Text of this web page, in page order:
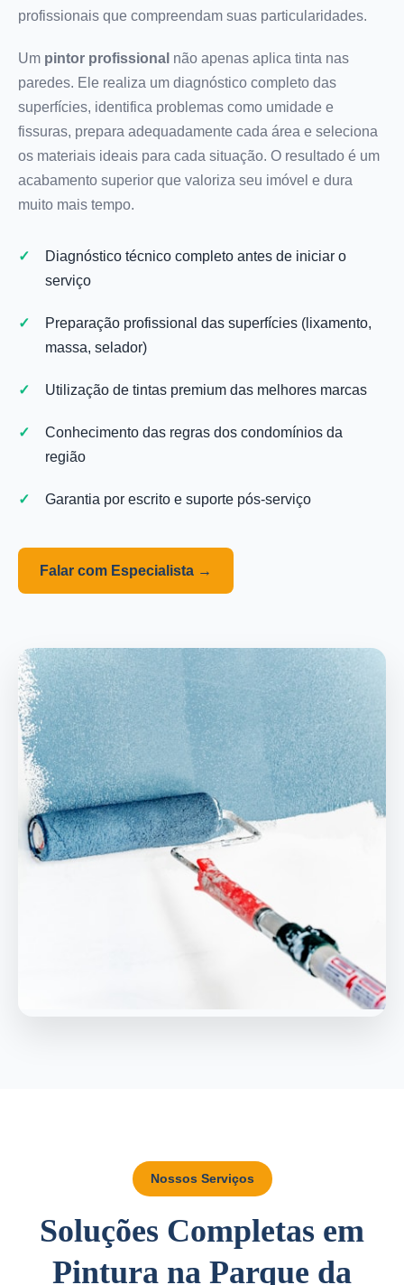
profissionais que compreendam suas particularidades.
Um pintor profissional não apenas aplica tinta nas
paredes. Ele realiza um diagnóstico completo das
superfícies, identifica problemas como umidade e
fissuras, prepara adequadamente cada área e seleciona
os materiais ideais para cada situação. O resultado é um
acabamento superior que valoriza seu imóvel e dura
muito mais tempo.
Diagnóstico técnico completo antes de iniciar o
serviço
Preparação profissional das superfícies (lixamento,
massa, selador)
Utilização de tintas premium das melhores marcas
Conhecimento das regras dos condomínios da
região
Garantia por escrito e suporte pós-serviço
Falar com Especialista →
Nossos Serviços
Soluções Completas em
Pintura na Parque da